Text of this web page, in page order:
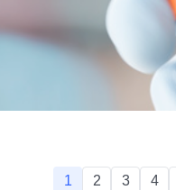
1 2 3 4